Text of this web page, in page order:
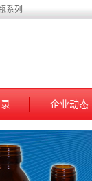
系列
企业动态